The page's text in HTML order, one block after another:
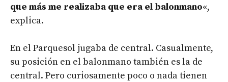
que más me realizaba que era el balonmano«,
explica.
En el Parquesol jugaba de central. Casualmente,
su posición en el balonmano también es la de
central. Pero curiosamente poco o nada tienen